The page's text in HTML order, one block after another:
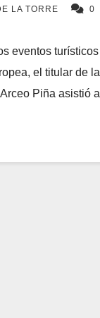
LA TORRE 0
eventos turísticos
el titular de la
Piña asistió a